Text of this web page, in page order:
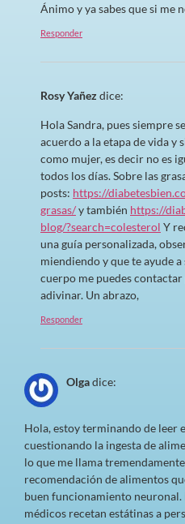
Ánimo y ya sabes que si me
Responder
Rosy Yañez dice:
Hola Sandra, pues siempre
acuerdo a la etapa de vida
como mujer, es decir no es
todos los días. Sobre las
posts: https://
grasas/y también https://
blog/?search=colesterol Y
una guía personalizada,
miendiendo y que te ayude
cuerpo me puedes
adivinar. Un abrazo,
Responder
Olgadice:
Hola, estoy terminando de leer
cuestionando la ingesta de
lo que me llama
recomendación de alimentos
buen funcionamiento
médicos recetan estátinas a